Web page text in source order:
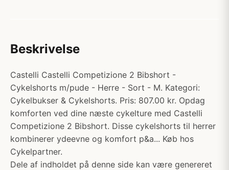
Beskrivelse
Castelli Castelli Competizione 2 Bibshort -
Cykelshorts m/pude - Herre - Sort - M. Kategori:
Cykelbukser & Cykelshorts. Pris: 807.00 kr. Opdag
komforten ved dine næste cykelture med Castelli
Competizione 2 Bibshort. Disse cykelshorts til herrer
kombinerer ydeevne og komfort p&a... Køb hos
Cykelpartner.
Dele af indholdet på denne side kan være genereret